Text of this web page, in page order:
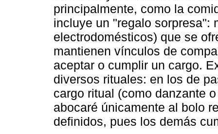
principalmente, como la
incluye un "regalo sorpresa":
electrodomésticos) que se
mantienen vínculos de
aceptar o cumplir un cargo.
diversos rituales: en los de
cargo ritual (como danzante
abocaré únicamente al bolo
definidos, pues los demás